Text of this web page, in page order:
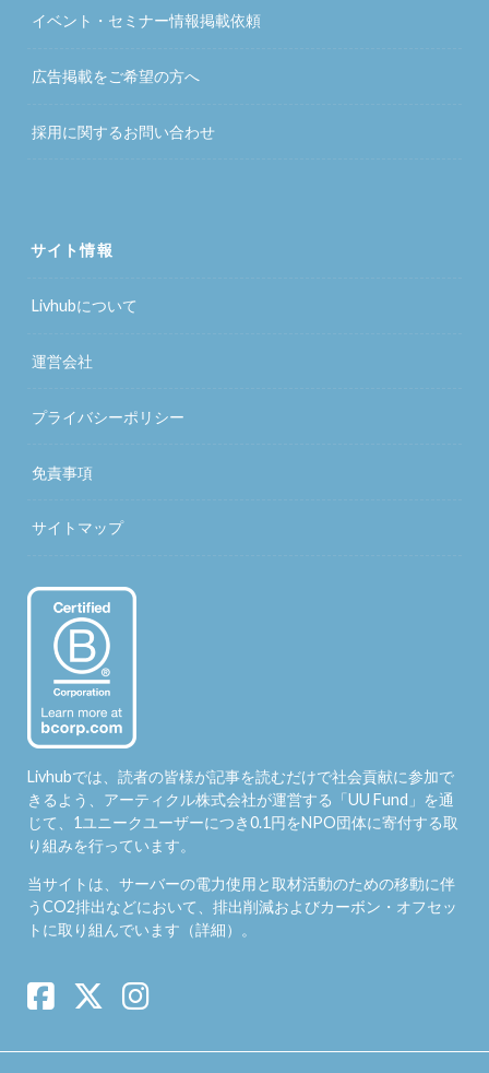
イベント・セミナー情報掲載依頼
広告掲載をご希望の方へ
採用に関するお問い合わせ
サイト情報
Livhubについて
運営会社
プライバシーポリシー
免責事項
サイトマップ
Livhubでは、読者の皆様が記事を読むだけで社会貢献に参加で
きるよう、アーティクル株式会社が運営する「UU Fund 」を通
じて、1ユニークユーザーにつき0.1円をNPO団体に寄付する取
り組みを行っています。
当サイトは、サーバーの電力使用と取材活動のための移動に伴
うCO2排出などにおいて、排出削減およびカーボン・オフセッ
トに取り組んでいます（詳細）。